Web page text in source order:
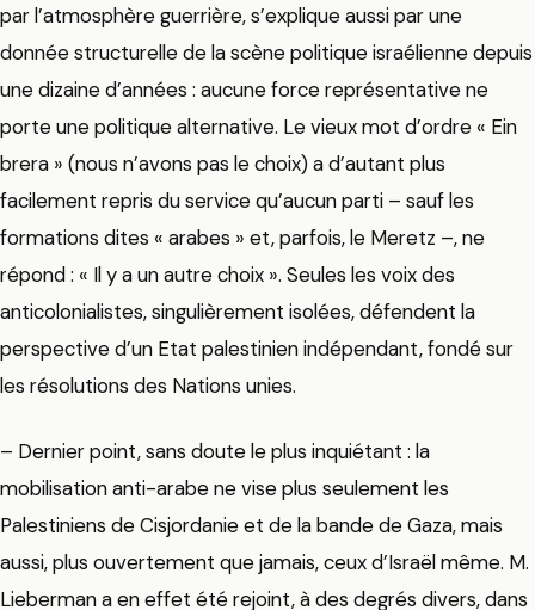
par l’atmosphère guerrière, s’explique aussi par une
donnée structurelle de la scène politique israélienne depuis
une dizaine d’années : aucune force représentative ne
porte une politique alternative. Le vieux mot d’ordre « Ein
brera » (nous n’avons pas le choix) a d’autant plus
facilement repris du service qu’aucun parti – sauf les
formations dites « arabes » et, parfois, le Meretz –, ne
répond : « Il y a un autre choix ». Seules les voix des
anticolonialistes, singulièrement isolées, défendent la
perspective d’un Etat palestinien indépendant, fondé sur
les résolutions des Nations unies.
– Dernier point, sans doute le plus inquiétant : la
mobilisation anti-arabe ne vise plus seulement les
Palestiniens de Cisjordanie et de la bande de Gaza, mais
aussi, plus ouvertement que jamais, ceux d’Israël même. M.
Lieberman a en effet été rejoint, à des degrés divers, dans